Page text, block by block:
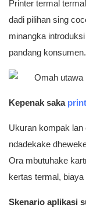
Printer termal
dadi pilihan sing
minangka
pandang konsumen.
Kepenak saka
Ukuran kompak
ndadekake
Ora mbutuhake
kertas termal,
Skenario aplikasi